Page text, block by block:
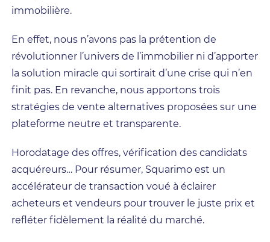
immobilière.
En effet, nous n’avons pas la prétention de
révolutionner l’univers de l’immobilier ni d’apporter
la solution miracle qui sortirait d’une crise qui n’en
finit pas. En revanche, nous apportons trois
stratégies de vente alternatives proposées sur une
plateforme neutre et transparente.
Horodatage des offres, vérification des candidats
acquéreurs… Pour résumer, Squarimo est un
accélérateur de transaction voué à éclairer
acheteurs et vendeurs pour trouver le juste prix et
refléter fidèlement la réalité du marché.